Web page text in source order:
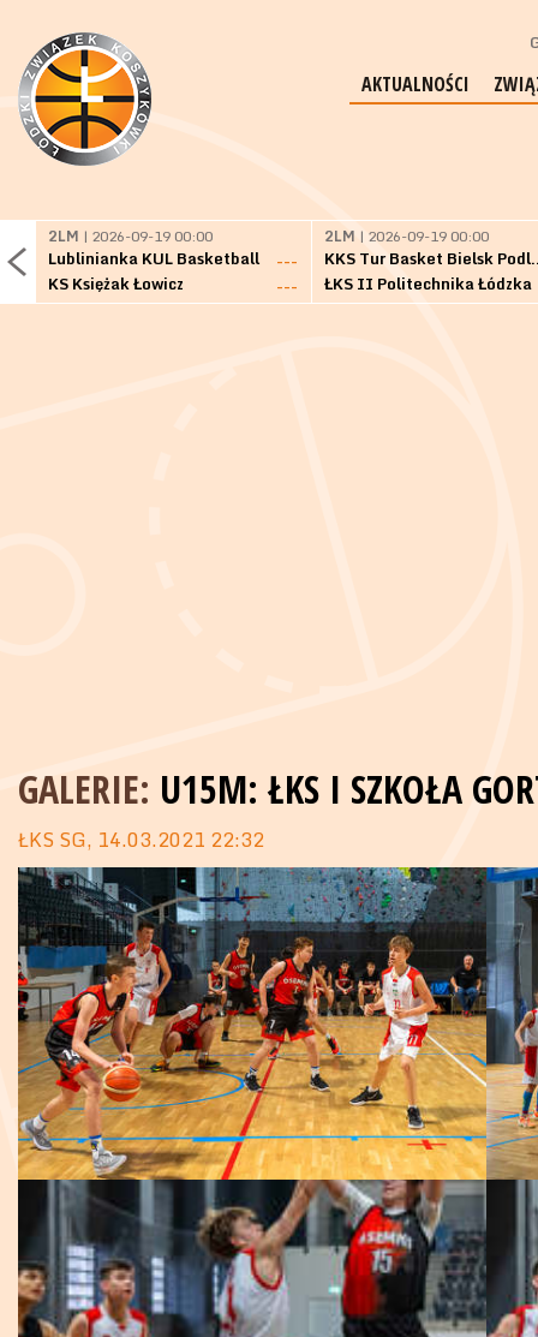
AKTUALNOŚCI
2LM | 2026-09-19 00:00
Lublinianka KUL Basketball
---
KS Księżak Łowicz
---
2LM | 2026-09-19 00:00
KKS Tur
ŁKS II Politechnika Łódzka
GALERIE: U15M: ŁKS I SZKOŁA
ŁKS SG, 14.03.2021 22:32